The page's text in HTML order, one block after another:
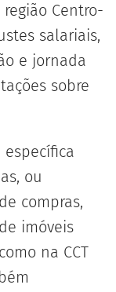
Centro-
salariais,
e jornada
sobre
específica
ou
compras,
imóveis
na CCT